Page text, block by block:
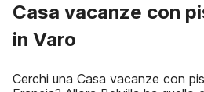
Casa vacanze con
in Varo
Cerchi una Casa vacanze con